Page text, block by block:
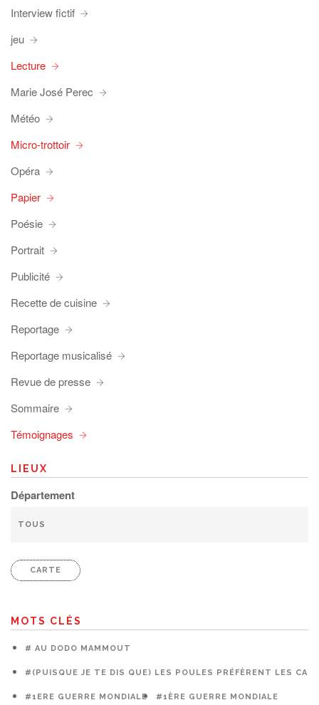
Interview fictif
jeu
Lecture
Marie José Perec
Météo
Micro-trottoir
Opéra
Papier
Poésie
Portrait
Publicité
Recette de cuisine
Reportage
Reportage musicalisé
Revue de presse
Sommaire
Témoignages
LIEUX
Département
CARTE
MOTS CLÉS
# AU DODO MAMMOUT
#(PUISQUE JE TE DIS QUE) LES POULES PRÉFÈRENT LES
#1ERE GUERRE MONDIALE #1ÈRE GUERRE MONDIALE